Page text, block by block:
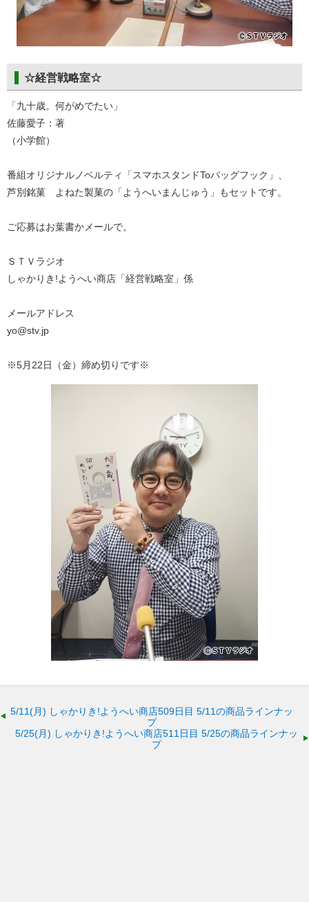
☆経営戦略室☆
「九十歳。何がめでたい」
佐藤愛子：著
（小学館）
番組オリジナルノベルティ「スマホスタンドToバッグフック」、
芦別銘菓 よねた製菓の「ようへいまんじゅう」もセットです。
ご応募はお葉書かメールで。
ＳＴＶラジオ
しゃかりき!ようへい商店「経営戦略室」係
メールアドレス
yo@stv.jp
※5月22日（金）締め切りです※
5/11(月) しゃかりき!ようへい商店509日目 5/11の商品ラインナッ
プ
5/25(月) しゃかりき!ようへい商店511日目 5/25の商品ラインナッ
プ